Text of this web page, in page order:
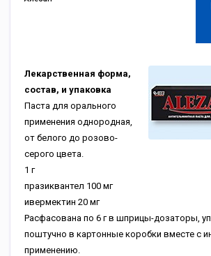
Лекарственная форма,
состав, и упаковка
Паста для орального
применения однородная,
от белого до розово-
серого цвета.
1 г
празиквантел 100 мг
ивермектин 20 мг
Расфасована по 6 г в шприцы-дозаторы,
поштучно в картонные коробки вместе с
применению.